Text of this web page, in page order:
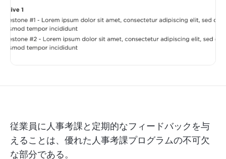
従業員に人事考課と定期的なフィードバックを与
えることは、優れた人事考課プログラムの不可欠
な部分である。